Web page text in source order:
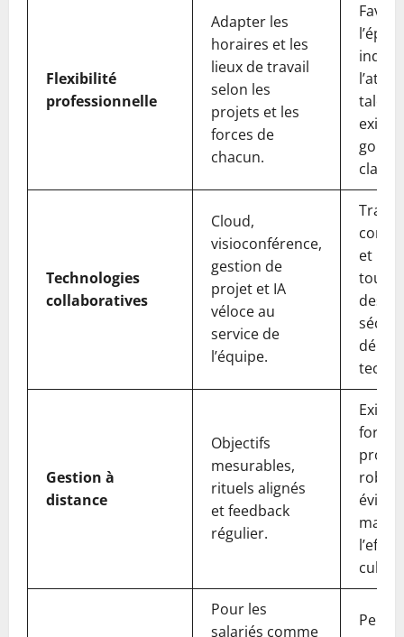
Flexibilité
professionnelle
Adapter les
horaires et les
lieux de travail
selon les
projets et les
forces de
chacun.
exige
claire.
Technologies
collaboratives
Cloud,
visioconférence,
gestion de
projet et IA
véloce au
service de
l’équipe.
et la
tout
des
Gestion à
distance
Objectifs
mesurables,
rituels alignés
et feedback
régulier.
Exige
éviter
Pour les
salariés comme
Peut